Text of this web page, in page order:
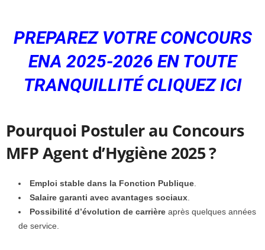
PREPAREZ VOTRE CONCOURS
ENA 2025-2026 EN TOUTE
TRANQUILLITÉ CLIQUEZ ICI
Pourquoi Postuler au Concours
MFP Agent d’Hygiène 2025 ?
Emploi stable dans la Fonction Publique.
Salaire garanti avec avantages sociaux.
Possibilité d’évolution de carrière après quelques années
de service.